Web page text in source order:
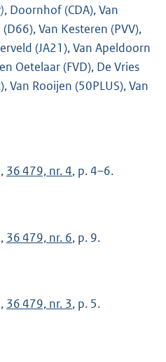
, Doornhof (CDA), Van
Van Kesteren (PVV),
(JA21), Van Apeldoorn
Oetelaar (FVD), De Vries
Van Rooijen (50PLUS), Van
36 479, nr. 4, p. 4–6.
36 479, nr. 6, p. 9.
36 479, nr. 3, p. 5.